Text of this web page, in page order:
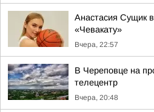
Анастасия Сущик
«Чевакату»
Вчера, 22:57
В Череповце на
телецентр
Вчера, 20:48